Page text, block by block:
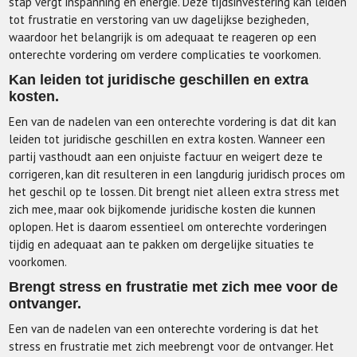
tot frustratie en verstoring van uw dagelijkse bezigheden,
waardoor het belangrijk is om adequaat te reageren op een
onterechte vordering om verdere complicaties te voorkomen.
Kan leiden tot juridische geschillen en extra
kosten.
Een van de nadelen van een onterechte vordering is dat dit kan
leiden tot juridische geschillen en extra kosten. Wanneer een
partij vasthoudt aan een onjuiste factuur en weigert deze te
corrigeren, kan dit resulteren in een langdurig juridisch proces om
het geschil op te lossen. Dit brengt niet alleen extra stress met
zich mee, maar ook bijkomende juridische kosten die kunnen
oplopen. Het is daarom essentieel om onterechte vorderingen
tijdig en adequaat aan te pakken om dergelijke situaties te
voorkomen.
Brengt stress en frustratie met zich mee voor de
ontvanger.
Een van de nadelen van een onterechte vordering is dat het
stress en frustratie met zich meebrengt voor de ontvanger. Het